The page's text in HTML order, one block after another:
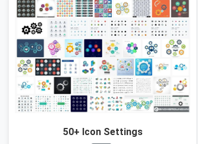
50+ Icon Settings